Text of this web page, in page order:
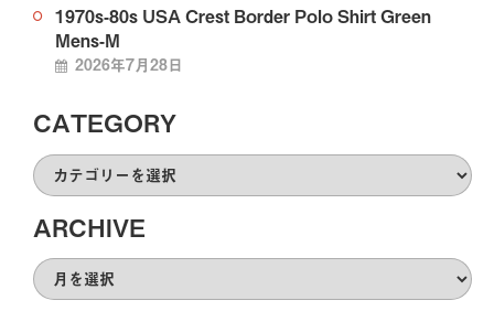
1970s-80s USA Crest Border Polo Shirt Green
Mens-M
2026年7月28日
CATEGORY
CATEGORY
ARCHIVE
ARCHIVE